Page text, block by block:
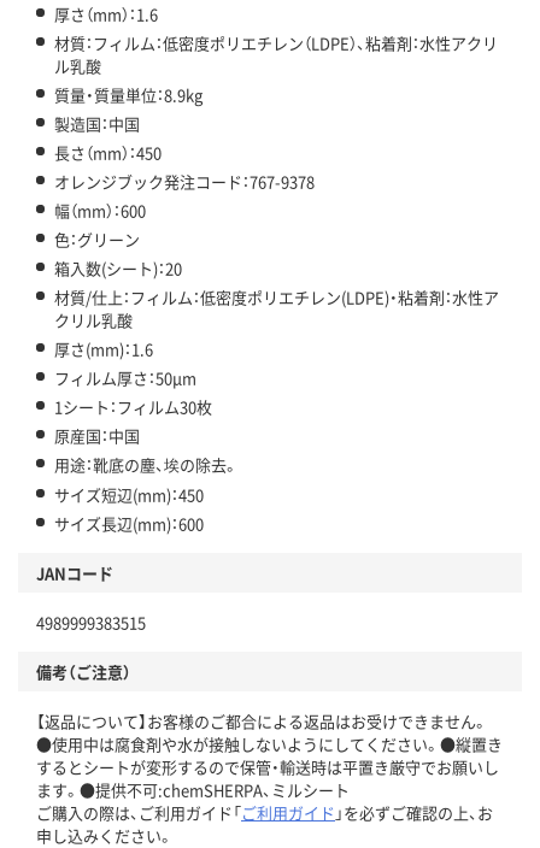
厚さ（mm）：1.6
材質：フィルム：低密度ポリエチレン（LDPE）、粘着剤：水性アクリ
ル乳酸
質量・質量単位：8.9kg
製造国：中国
長さ（mm）：450
オレンジブック発注コード：767-9378
幅（mm）：600
色：グリーン
箱入数(シート)：20
材質/仕上：フィルム：低密度ポリエチレン(LDPE)・粘着剤：水性ア
クリル乳酸
厚さ(mm)：1.6
フィルム厚さ：50μm
1シート：フィルム30枚
原産国：中国
用途：靴底の塵、埃の除去。
サイズ短辺(mm)：450
サイズ長辺(mm)：600
JANコード
4989999383515
備考（ご注意）
【返品について】お客様のご都合による返品はお受けできません。
●使用中は腐食剤や水が接触しないようにしてください。●縦置き
するとシートが変形するので保管・輸送時は平置き厳守でお願いし
ます。●提供不可:chemSHERPA、ミルシート
ご購入の際は、ご利用ガイド「ご利用ガイド 」を必ずご確認の上、お
申し込みください。